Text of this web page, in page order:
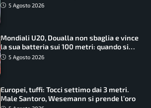
5 Agosto 2026
Mondiali U20, Doualla non sbaglia e vince
la sua batteria sui 100 metri: quando si
disputano le finali
5 Agosto 2026
Europei, tuffi: Tocci settimo dai 3 metri.
Male Santoro, Wesemann si prende l’oro